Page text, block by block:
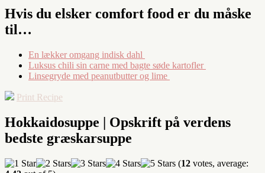
Hvis du elsker comfort food er du måske
til…
En lækker omgang indisk dahl
Luksus chili sin carne med bagte søde kartofler
Linsegryde med peanutbutter og lime
Print Recipe
Hokkaidosuppe | Opskrift på verdens
bedste græskarsuppe
(12 votes, average: